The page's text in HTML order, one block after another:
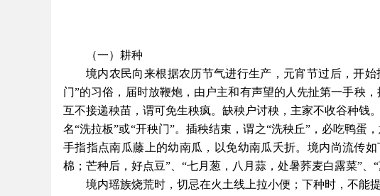
（一）耕种
境内农民向来根据农历节气进行生产，元宵节过后，开
门”的习俗，届时放鞭炮，由户主和有声望的人先扯第一手秧
互不接递秧苗，谓可免生秧疯。缺秧户讨秧，主家不收谷种钱
名“洗拉板”或“开秧门”。插秧结束，谓之“洗秧丘”，必吃鸭
手指指点南瓜藤上的幼南瓜，以免幼南瓜夭折。境内尚流传
棉；芒种后，好点豆”、“七月葱，八月蒜，处暑荞麦白露菜”、
境内瑶族烧荒时，切忌在火土线上拉小便；下种时，不能